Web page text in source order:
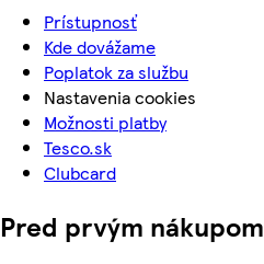
Prístupnosť
Kde dovážame
Poplatok za službu
Nastavenia cookies
Možnosti platby
Tesco.sk
Clubcard
Pred prvým nákupom